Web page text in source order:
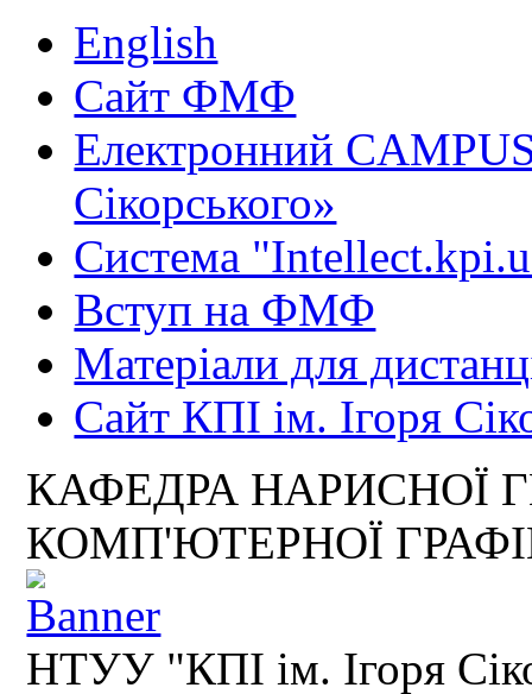
English
Сайт ФМФ
Електронний
Сікорського»
Система
Вступ на ФМФ
Матеріали для
Сайт КПІ ім. Ігоря
КАФЕДРА НАРИСНОЇ
КОМП'ЮТЕРНОЇ
НТУУ "КПІ ім. Ігоря